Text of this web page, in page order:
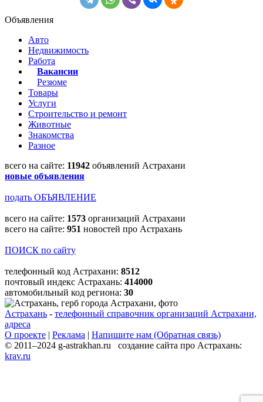
Объявления
Авто
Недвижимость
Работа
Вакансии
Резюме
Товары
Услуги
Строительство и ремонт
Животные
Знакомства
Разное
всего на сайте: 11942 объявлений Астрахани
новые объявления
подать ОБЪЯВЛЕНИЕ
всего на сайте: 1573 организаций Астрахани
всего на сайте: 951 новостей про Астрахань
ПОИСК по сайту
телефонный код Астрахани: 8512
почтовый индекс Астрахань: 414000
автомобильный код региона: 30
Астрахань - телефонный справочник организаций Астрахани,
адреса
О проекте | Реклама | Напишите нам (Обратная связь)
© 2011–2024 g-astrakhan.ru создание сайта про Астрахань:
krav.ru